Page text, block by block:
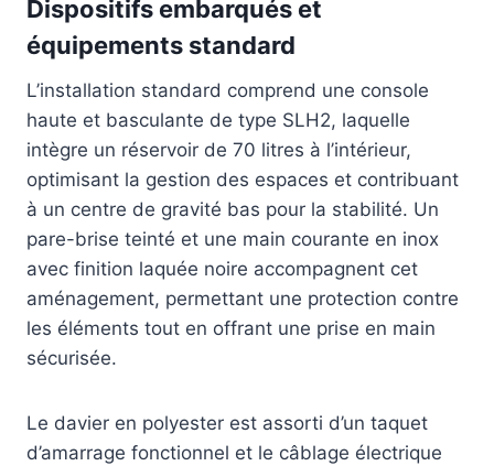
Dispositifs embarqués et
équipements standard
L’installation standard comprend une console
haute et basculante de type SLH2, laquelle
intègre un réservoir de 70 litres à l’intérieur,
optimisant la gestion des espaces et contribuant
à un centre de gravité bas pour la stabilité. Un
pare-brise teinté et une main courante en inox
avec finition laquée noire accompagnent cet
aménagement, permettant une protection contre
les éléments tout en offrant une prise en main
sécurisée.
Le davier en polyester est assorti d’un taquet
d’amarrage fonctionnel et le câblage électrique